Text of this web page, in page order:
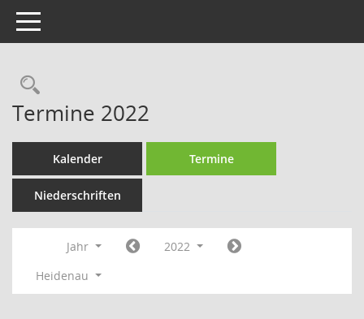
Toggle navigation
Rechercheauswahl
Termine 2022
Kalender Termine
Niederschriften
Jahr
2022
Heidenau